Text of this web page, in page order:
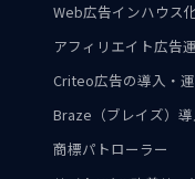
Web広告インハウス
アフィリエイト広告
Criteo広告の導入・
Braze（ブレイズ）
商標パトローラー